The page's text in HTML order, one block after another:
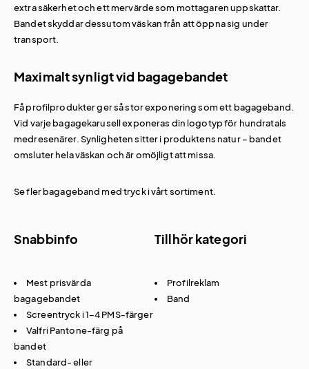
extra säkerhet och ett mervärde som mottagaren uppskattar.
Bandet skyddar dessutom väskan från att öppna sig under
transport.
Maximalt synligt vid bagagebandet
Få profilprodukter ger så stor exponering som ett bagageband.
Vid varje bagagekarusell exponeras din logotyp för hundratals
medresenärer. Synligheten sitter i produktens natur – bandet
omsluter hela väskan och är omöjligt att missa.
Se flerbagageband med trycki vårt sortiment.
Snabbinfo
Mest prisvärda
bagagebandet
Screentryck i 1–4 PMS-färger
Valfri Pantone-färg på
bandet
Standard- eller
Tillhör kategori
Profilreklam
Band